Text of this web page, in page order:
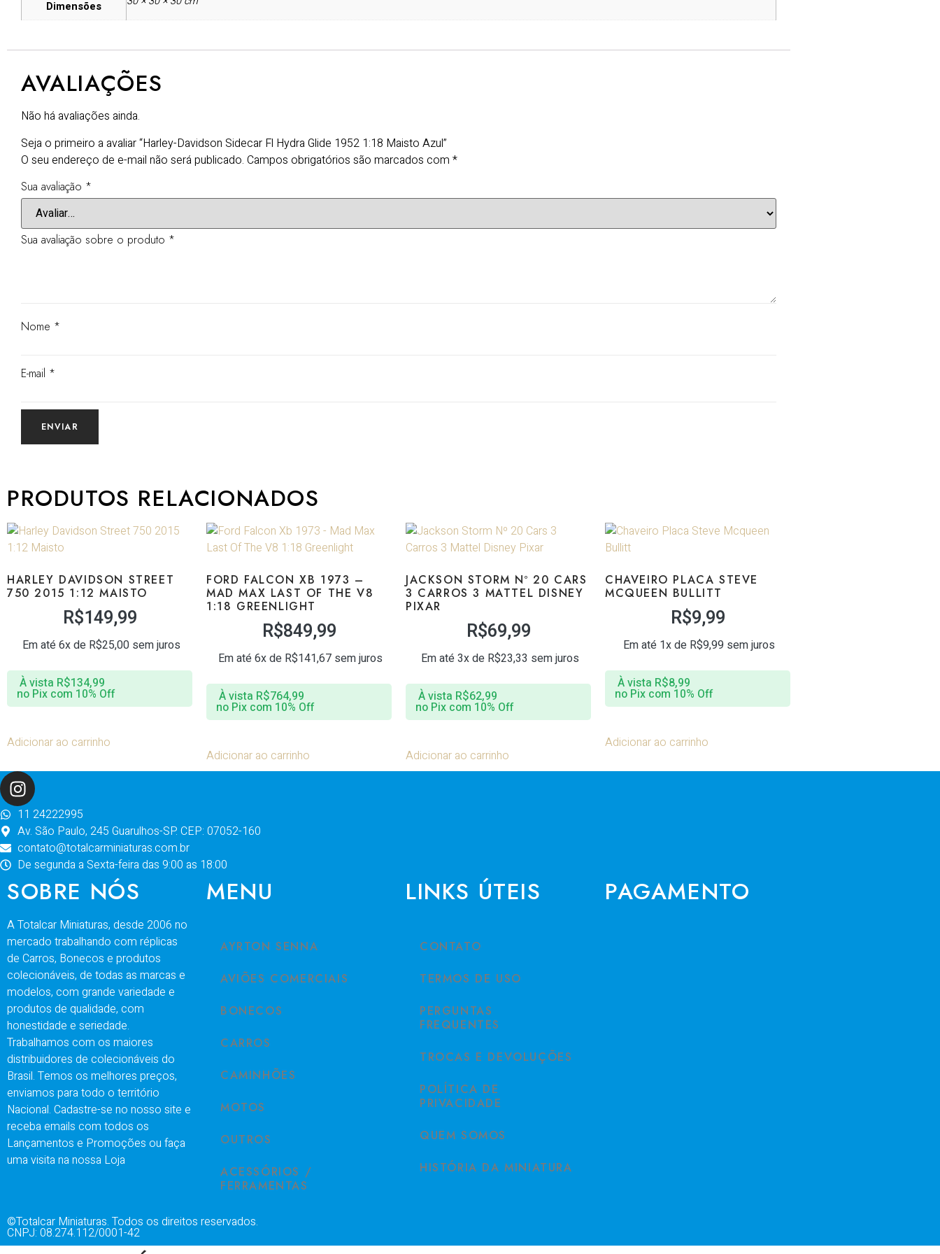
Dimensões
AVALIAÇÕES
Não há avaliações ainda.
Seja o primeiro a avaliar “Harley-Davidson Sidecar Fl Hydra Glide 1952 1:18 Maisto Azul”
O seu endereço de e-mail não será publicado. Campos obrigatórios são marcados com *
Sua avaliação *
Sua avaliação sobre o produto *
Nome *
E-mail *
PRODUTOS RELACIONADOS
HARLEY DAVIDSON STREET
750 2015 1:12 MAISTO
R$149,99
Em até 6x de R$25,00sem juros
À vista R$134,99
no Pix com 10% Off
Adicionar ao carrinho
FORD FALCON XB 1973 –
MAD MAX LAST OF THE V8
1:18 GREENLIGHT
R$849,99
Em até 6x de R$141,67 sem juros
À vista R$764,99
no Pix com 10% Off
Adicionar ao carrinho
JACKSON STORM Nº 20 CARS
3 CARROS 3 MATTEL DISNEY
PIXAR
R$69,99
Em até 3x de R$23,33 sem juros
À vista R$62,99
no Pix com 10% Off
Adicionar ao carrinho
CHAVEIRO PLACA STEVE
MCQUEEN BULLITT
R$9,99
Em até 1x de R$9,99 sem juros
À vista R$8,99
no Pix com 10% Off
Adicionar ao carrinho
11 24222995
Av. São Paulo, 245 Guarulhos-SP. CEP: 07052-160
contato@totalcarminiaturas.com.br
De segunda a Sexta-feira das 9:00 as 18:00
SOBRE NÓS
A Totalcar Miniaturas, desde 2006 no
mercado trabalhando com réplicas
de Carros, Bonecos e produtos
colecionáveis, de todas as marcas e
modelos, com grande variedade e
produtos de qualidade, com
honestidade e seriedade.
Trabalhamos com os maiores
distribuidores de colecionáveis do
Brasil. Temos os melhores preços,
enviamos para todo o território
Nacional. Cadastre-se no nosso site e
receba emails com todos os
Lançamentos e Promoções ou faça
uma visita na nossa Loja
MENU
AYRTON SENNA
AVIÕES COMERCIAIS
BONECOS
CARROS
CAMINHÕES
MOTOS
OUTROS
ACESSÓRIOS /
FERRAMENTAS
LINKS ÚTEIS
CONTATO
TERMOS DE USO
PERGUNTAS
FREQUENTES
TROCAS E DEVOLUÇÕES
POLÍTICA DE
PRIVACIDADE
QUEM SOMOS
HISTÓRIA DA MINIATURA
PAGAMENTO
©Totalcar Miniaturas. Todos os direitos reservados.
CNPJ: 08.274.112/0001-42